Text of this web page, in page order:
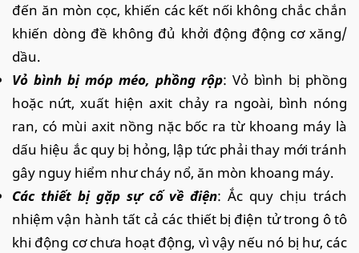
đến ăn mòn cọc, khiến các kết nối không chắc chắn
khiến dòng đề không đủ khởi động động cơ xăng/
dầu.
Vỏ bình bị móp méo, phồng rộp: Vỏ bình bị phồng
hoặc nứt, xuất hiện axit chảy ra ngoài, bình nóng
ran, có mùi axit nồng nặc bốc ra từ khoang máy là
dấu hiệu ắc quy bị hỏng, lập tức phải thay mới tránh
gây nguy hiểm như cháy nổ, ăn mòn khoang máy.
Các thiết bị gặp sự cố về điện: Ắc quy chịu trách
nhiệm vận hành tất cả các thiết bị điện tử trong ô tô
khi động cơ chưa hoạt động, vì vậy nếu nó bị hư, các